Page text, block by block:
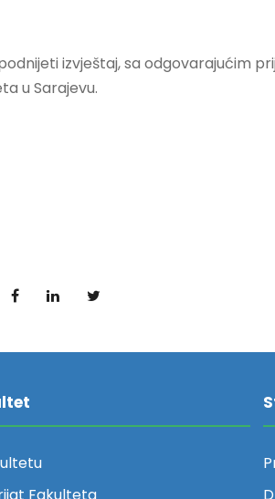
izvještaj, sa odgovarajućim
u Sarajevu.